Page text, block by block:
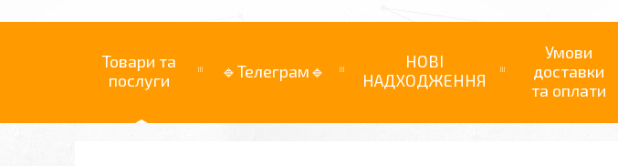
Товари та
послуги
🔹Телеграм🔹
НОВІ
НАДХОДЖЕННЯ
Умови
доставки
та оплати